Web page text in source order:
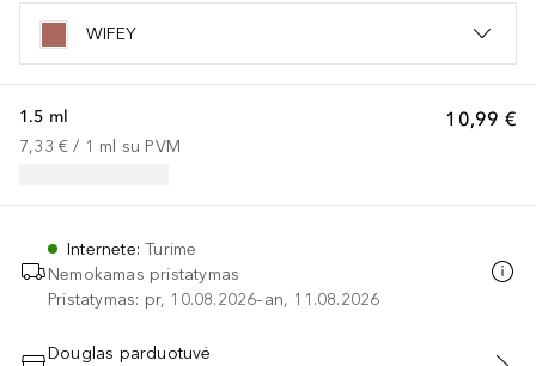
WIFEY
10,99 €
1.5 ml
7,33 € / 1 ml su PVM
Internete:Turime
Nemokamas pristatymas
Pristatymas: pr, 10.08.2026–an, 11.08.2026
Douglas parduotuvė